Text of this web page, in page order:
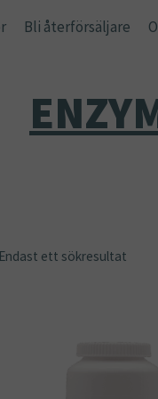
Bli återförsäljare
Endast ett sökresultat